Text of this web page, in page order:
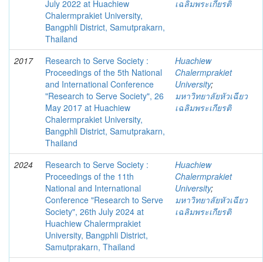
July 2022 at Huachiew
Chalermprakiet University,
Bangphli District, Samutprakarn,
Thailand
เฉลิมพระเกียรติ
2017
Research to Serve Society :
Proceedings of the 5th National
and International Conference
"Research to Serve Society", 26
May 2017 at Huachiew
Chalermprakiet University,
Bangphli District, Samutprakarn,
Thailand
Huachiew
Chalermprakiet
University;
มหาวิทยาลัยหัวเฉียว
เฉลิมพระเกียรติ
2024
Research to Serve Society :
Proceedings of the 11th
National and International
Conference "Research to Serve
Society", 26th July 2024 at
Huachiew Chalermprakiet
University, Bangphli District,
Samutprakarn, Thailand
Huachiew
Chalermprakiet
University;
มหาวิทยาลัยหัวเฉียว
เฉลิมพระเกียรติ